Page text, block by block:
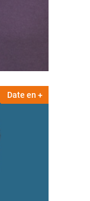
Date en +